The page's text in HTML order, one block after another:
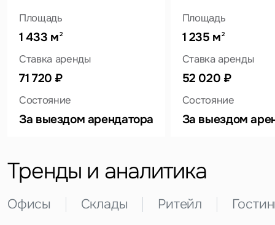
Площадь
1 433 м2
Ставка аренды
71 720 ₽
Состояние
За выездом арендатора
Площадь
1 235 м2
Ставка аренды
52 020 ₽
Состояние
За выездом
Тренды и аналитика
Офисы Склады Ритейл
Вопрос
Предложение
Уведомления
Объявление
Это обязательное поле